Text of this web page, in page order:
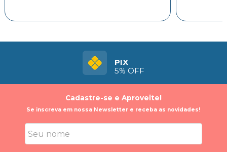
PIX
5% OFF
Cadastre-se e Aproveite!
Se inscreva em nossa Newsletter e receba as novidades!